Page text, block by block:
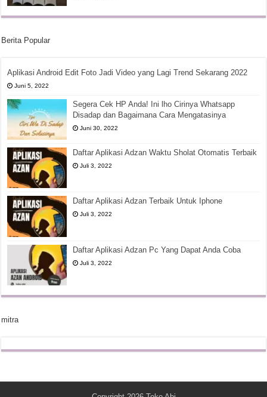
Berita Popular
Aplikasi Android Edit Foto Jadi Video yang Lagi Trend Sekarang 2022
Juni 5, 2022
Segera Cek HP Anda! Ini lho Cirinya Whatsapp
Disadap dan Bagaimana Cara Mengatasinya
Juni 30, 2022
Daftar Aplikasi Adzan Waktu Sholat Otomatis Terbaik
Juli 3, 2022
Daftar Aplikasi Adzan Terbaik Untuk Iphone
Juli 3, 2022
Daftar Aplikasi Adzan Pc Yang Dapat Anda Coba
Juli 3, 2022
mitra